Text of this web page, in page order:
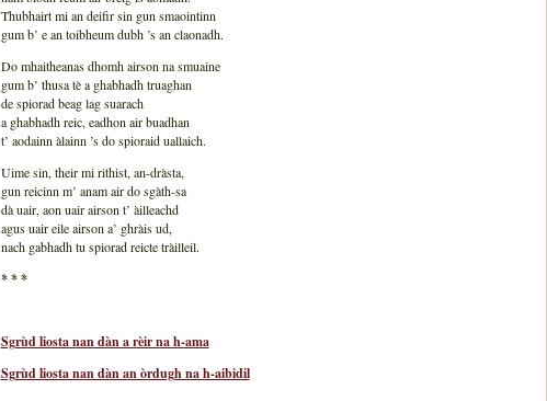
Thubhairt mi an deifir sin gun smaointinn
gum b’ e an toibheum dubh ’s an claonadh.
Do mhaitheanas dhomh airson na smuaine
gum b’ thusa tè a ghabhadh truaghan
de spiorad beag lag suarach
a ghabhadh reic, eadhon air buadhan
t’ aodainn àlainn ’s do spioraid uallaich.
Uime sin, their mi rithist, an-dràsta,
gun reicinn m’ anam air do sgàth-sa
dà uair, aon uair airson t’ àilleachd
agus uair eile airson a’ ghràis ud,
nach gabhadh tu spiorad reicte tràilleil.
* * *
Sgrùd liosta nan dàn a rèir na h-ama
Sgrùd liosta nan dàn an òrdugh na h-aibidil